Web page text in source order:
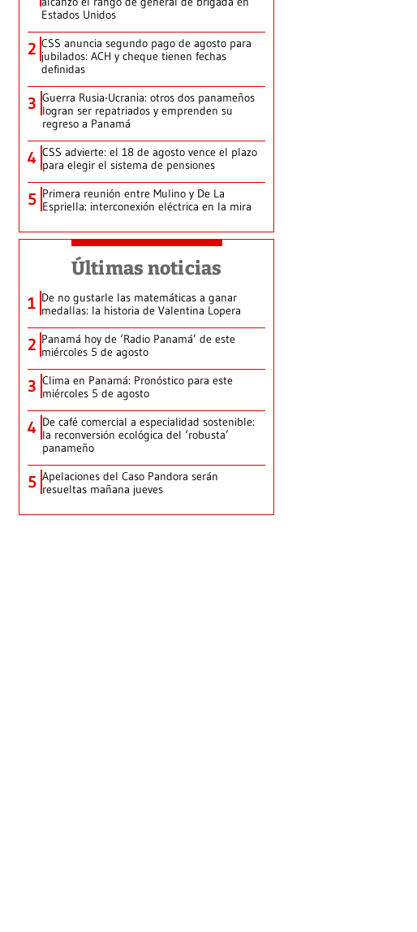
Estados Unidos
2 CSS anuncia segundo pago de agosto para
jubilados: ACH y cheque tienen fechas
definidas
3 Guerra Rusia-Ucrania: otros dos panameños
logran ser repatriados y emprenden su
regreso a Panamá
4 CSS advierte: el 18 de agosto vence el plazo
para elegir el sistema de pensiones
5 Primera reunión entre Mulino y De La
Espriella: interconexión eléctrica en la mira
Últimas noticias
1 De no gustarle las matemáticas a ganar
medallas: la historia de Valentina Lopera
2 Panamá hoy de ‘Radio Panamá’ de este
miércoles 5 de agosto
3 Clima en Panamá: Pronóstico para este
miércoles 5 de agosto
4 De café comercial a especialidad sostenible:
la reconversión ecológica del ‘robusta’
panameño
5 Apelaciones del Caso Pandora serán
resueltas mañana jueves